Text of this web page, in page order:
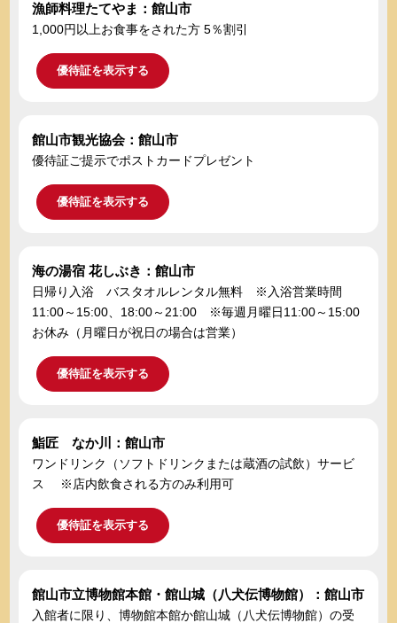
漁師料理たてやま：館山市
1,000円以上お食事をされた方 5％割引
優待証を表示する
館山市観光協会：館山市
優待証ご提示でポストカードプレゼント
優待証を表示する
海の湯宿 花しぶき：館山市
日帰り入浴 バスタオルレンタル無料 ※入浴営業時間
11:00～15:00、18:00～21:00 ※毎週月曜日11:00～15:00
お休み（月曜日が祝日の場合は営業）
優待証を表示する
鮨匠 なか川：館山市
ワンドリンク（ソフトドリンクまたは蔵酒の試飲）サービ
ス ※店内飲食される方のみ利用可
優待証を表示する
館山市立博物館本館・館山城（八犬伝博物館）：館山市
入館者に限り、博物館本館か館山城（八犬伝博物館）の受